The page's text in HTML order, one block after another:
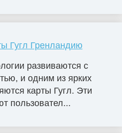
Гугл Гренландию
развиваются с
и одним из ярких
карты Гугл. Эти
пользовател...